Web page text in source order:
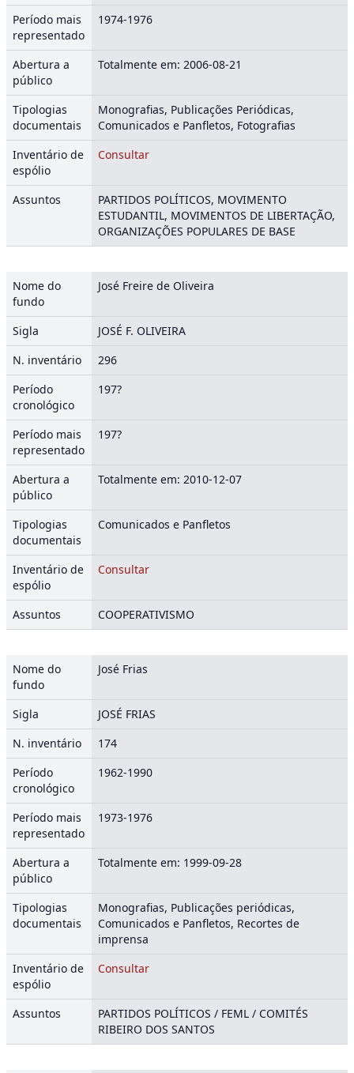
Período mais
representado
1974-1976
Abertura a
público
Totalmente em: 2006-08-21
Tipologias
documentais
Monografias, Publicações Periódicas,
Comunicados e Panfletos, Fotografias
Inventário de
espólio
Consultar
Assuntos
PARTIDOS POLÍTICOS, MOVIMENTO
ESTUDANTIL, MOVIMENTOS DE LIBERTAÇÃO,
ORGANIZAÇÕES POPULARES DE BASE
Nome do
fundo
José Freire de Oliveira
Sigla
JOSÉ F. OLIVEIRA
N. inventário
296
Período
cronológico
197?
Período mais
representado
197?
Abertura a
público
Totalmente em: 2010-12-07
Tipologias
documentais
Comunicados e Panfletos
Inventário de
espólio
Consultar
Assuntos COOPERATIVISMO
Nome do
fundo
José Frias
Sigla
JOSÉ FRIAS
N. inventário
174
Período
cronológico
1962-1990
Período mais
representado
1973-1976
Abertura a
público
Totalmente em: 1999-09-28
Tipologias
documentais
Monografias, Publicações periódicas,
Comunicados e Panfletos, Recortes de
imprensa
Inventário de
espólio
Consultar
Assuntos
PARTIDOS POLÍTICOS / FEML / COMITÉS
RIBEIRO DOS SANTOS